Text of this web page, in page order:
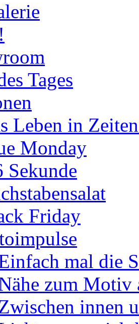
Tages
Leben in
Monday
Sekunde
Friday
mal die
zum Motiv
innen